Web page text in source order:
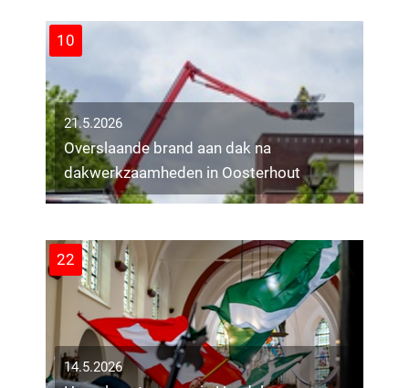
12
10
21.5.2026
Overslaande brand aan dak na
dakwerkzaamheden in Oosterhout
8
20.5.2026
Veel schade bij aanrijding op
Burgemeester Bechtweg in Tilburg
22
14.5.2026
14.5.2026